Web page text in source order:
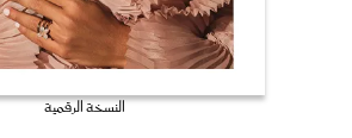
النسخة الرقمية